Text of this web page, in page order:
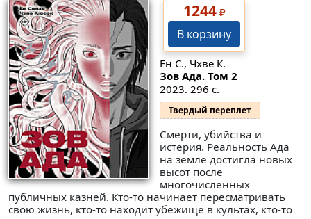
1244₽
В корзину
Ён С., Чхве К.
Зов Ада. Том 2
2023. 296 с.
Твердый переплет
Смерти, убийства и
истерия. Реальность Ада
на земле достигла новых
высот после
многочисленных
публичных казней. Кто-то начинает пересматривать
свою жизнь, кто-то находит убежище в культах, кто-то